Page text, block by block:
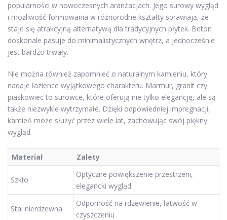
popularności w nowoczesnych aranżacjach. Jego surowy wygląd
i możliwość formowania w różnorodne kształty sprawiają, że
staje się atrakcyjną alternatywą dla tradycyjnych płytek. Beton
doskonale pasuje do minimalistycznych wnętrz, a jednocześnie
jest bardzo trwały.
Nie można również zapomnieć o naturalnym kamieniu, który
nadaje łazience wyjątkowego charakteru. Marmur, granit czy
piaskowiec to surowce, które oferują nie tylko elegancję, ale są
także niezwykle wytrzymałe. Dzięki odpowiedniej impregnacji,
kamień może służyć przez wiele lat, zachowując swój piękny
wygląd.
Materiał Zalety
Szkło
Optyczne powiększenie przestrzeni,
elegancki wygląd
Stal nierdzewna
Odporność na rdzewienie, łatwość w
czyszczeniu